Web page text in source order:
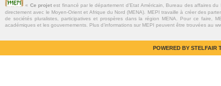
« Ce projetest financé par le département d’Etat Américain, Bureau des affaires
directement avec le Moyen-Orient et Afrique du Nord (MENA). MEPI travaille à créer des
de sociétés pluralistes, participatives et prospères dans la région MENA. Pour ce faire,
académiques et les gouvernements. Plus d’informations sur MEPI peuvent être trouvées au
POWERED BY STELFAIR